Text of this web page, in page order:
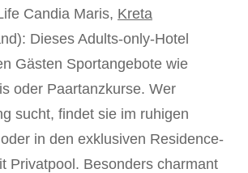
Candia Maris, Kreta
Dieses Adults-only-Hotel
Gästen Sportangebote wie
oder Paartanzkurse. Wer
sucht, findet sie im ruhigen
in den exklusiven Residence-
Privatpool. Besonders charmant